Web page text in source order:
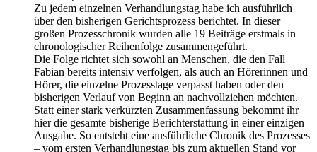
Zu jedem einzelnen Verhandlungstag habe ich ausführlich
über den bisherigen Gerichtsprozess berichtet. In dieser
großen Prozesschronik wurden alle 19 Beiträge erstmals in
chronologischer Reihenfolge zusammengeführt.
Die Folge richtet sich sowohl an Menschen, die den Fall
Fabian bereits intensiv verfolgen, als auch an Hörerinnen und
Hörer, die einzelne Prozesstage verpasst haben oder den
bisherigen Verlauf von Beginn an nachvollziehen möchten.
Statt einer stark verkürzten Zusammenfassung bekommt ihr
hier die gesamte bisherige Berichterstattung in einer einzigen
Ausgabe. So entsteht eine ausführliche Chronik des Prozesses
– vom ersten Verhandlungstag bis zum aktuellen Stand vor